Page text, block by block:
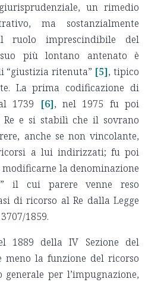
un rimedio
ma sostanzialmente
ruolo imprescindibile del
più lontano antenato è
“giustizia ritenuta” [5], tipico
La prima codificazione di
1739
[6], nel 1975 fu poi
e si stabilì che il sovrano
anche se non vincolante,
a lui indirizzati; fu poi
modificarne la denominazione
il cui parere venne reso
di ricorso al Re dalla Legge
1859.
1889 della IV Sezione del
meno la funzione del ricorso
per l’impugnazione,